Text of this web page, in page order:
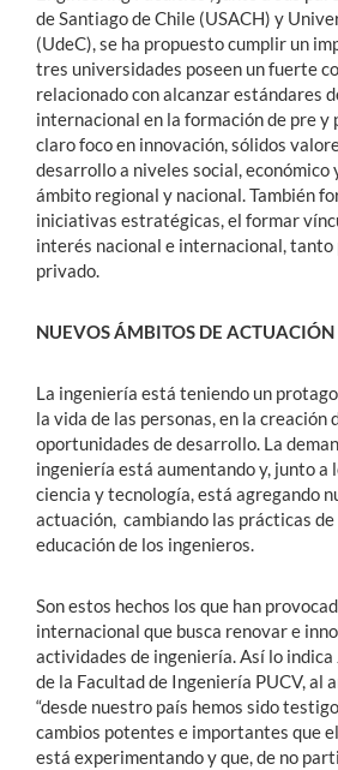
de Santiago de Chile (USACH) y
(UdeC), se ha propuesto cumplir un
tres universidades poseen un fuerte
relacionado con alcanzar estándares
internacional en la formación de pre y
claro foco en innovación, sólidos
desarrollo a niveles social, económico
ámbito regional y nacional. También
iniciativas estratégicas, el formar
interés nacional e internacional, tanto
privado.
NUEVOS ÁMBITOS DE ACTUACIÓN
La ingeniería está teniendo un
la vida de las personas, en la creación
oportunidades de desarrollo. La
ingeniería está aumentando y, junto a
ciencia y tecnología, está agregando
actuación, cambiando las prácticas
educación de los ingenieros.
Son estos hechos los que han
internacional que busca renovar e
actividades de ingeniería. Así lo indica
de la Facultad de Ingeniería PUCV, al
“desde nuestro país hemos sido
cambios potentes e importantes que
está experimentando y que, de no